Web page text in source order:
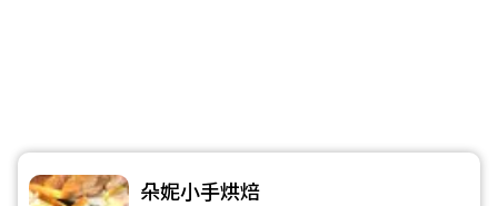
朵妮小手烘焙